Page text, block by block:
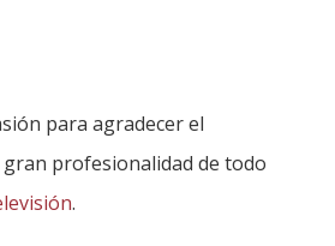
para agradecer el
profesionalidad de todo
.